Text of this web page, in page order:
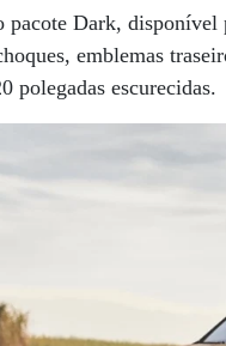
pacote Dark,
emblemas
polegadas escurecidas.